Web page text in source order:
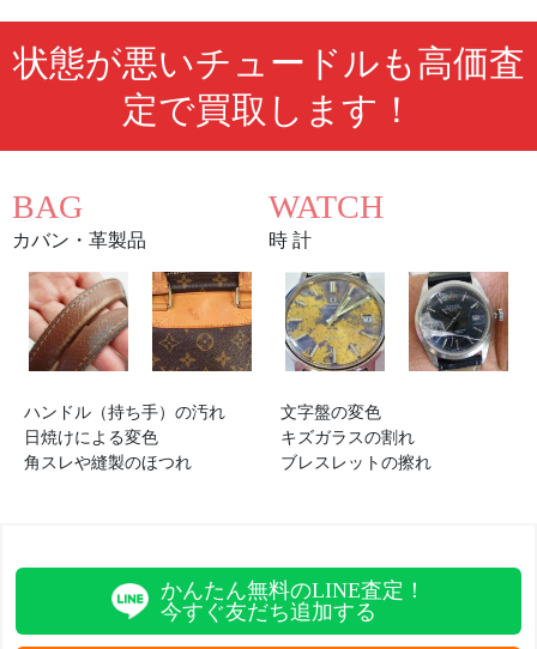
状態が悪いチュードルも高価査
定で買取します！
BAG
カバン・革製品
ハンドル（持ち手）の汚れ
日焼けによる変色
角スレや縫製のほつれ
WATCH
時 計
文字盤の変色
キズガラスの割れ
ブレスレットの擦れ
かんたん無料のLINE査定！
今すぐ友だち追加する